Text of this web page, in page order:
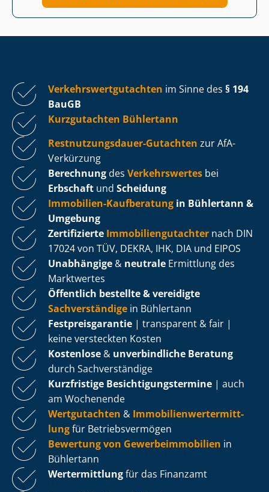
Ver­kehrs­wert­gut­ach­ten im Sinne des § 194
BauGB
Kurzgutachten Bühlertann
Rest­nut­zungs­dau­er-Gutachten zur AfA-
Verkürzung
Berechnung des Verkehrswertes bei
Erbschaft und Scheidung
Immobilien-Kaufberatung in Bühlertann &
Umgebung
Zertifizierte Im­mo­bi­li­en­gut­ach­ter nach DIN
17024 von TÜV, DEKRA, IHK, DIA und EIPOS
Unabhängige & neutrale Ermittlung des
Marktwertes
Öffentlich bestellte & vereidigte
Sachverständige in Bühlertann
Fest­preis­ga­ran­tie | transparent & fair |
keine versteckten Kosten
Kostenlose & unverbindliche Beratung
durch Sachverständige
Kurzfristige Be­sich­ti­gungs­ter­mi­ne | auch
am Wochenende
Wertgutachten & Im­mo­bi­li­en­wert­ermitt­
lungfür Be­triebs­ver­mö­gen
Bewertung von Ge­wer­be­im­mo­bi­li­en in
Bühlertann
Wertermittlungfür das Finanzamt